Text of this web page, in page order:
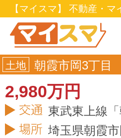
【マイスマ】 不動産・
土地 朝霞市岡3丁目
2,980万円
東武東上線
埼玉県朝霞市